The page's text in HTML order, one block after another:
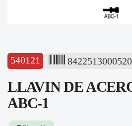
540121 8422513000520
LLAVIN DE
ABC-1